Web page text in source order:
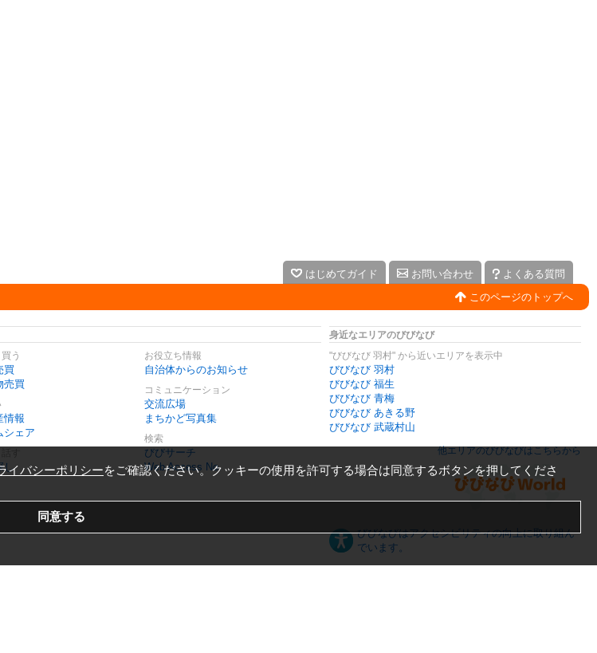
はじめてガイド お問い合わせ
よくある質問
このページのトップへ
う
買
売買
情報
シェア
し
お役立ち情報
自治体からのお知らせ
コミュニケーション
交流広場
まちかど写真集
検索
びびサーチ
Web Access No.
身近なエリアのびびなび
"びびなび 羽村" から近いエリアを表示中
びびなび 羽村
びびなび 福生
びびなび 青梅
びびなび あきる野
びびなび 武蔵村山
他エリアのびびなびはこちらから
びびなびはアクセシビリティの向上に取り組ん
でいます。
イバシーポリシーをご確認ください。クッキーの使用を許可する場合は同意するボタンを押してくださ